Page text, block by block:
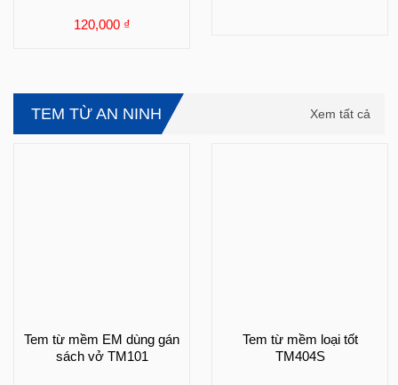
120,000 ₫
TEM TỪ AN NINH Xem tất cả
Tem từ mềm EM dùng gán
sách vở TM101
Tem từ mềm loại tốt
TM404S